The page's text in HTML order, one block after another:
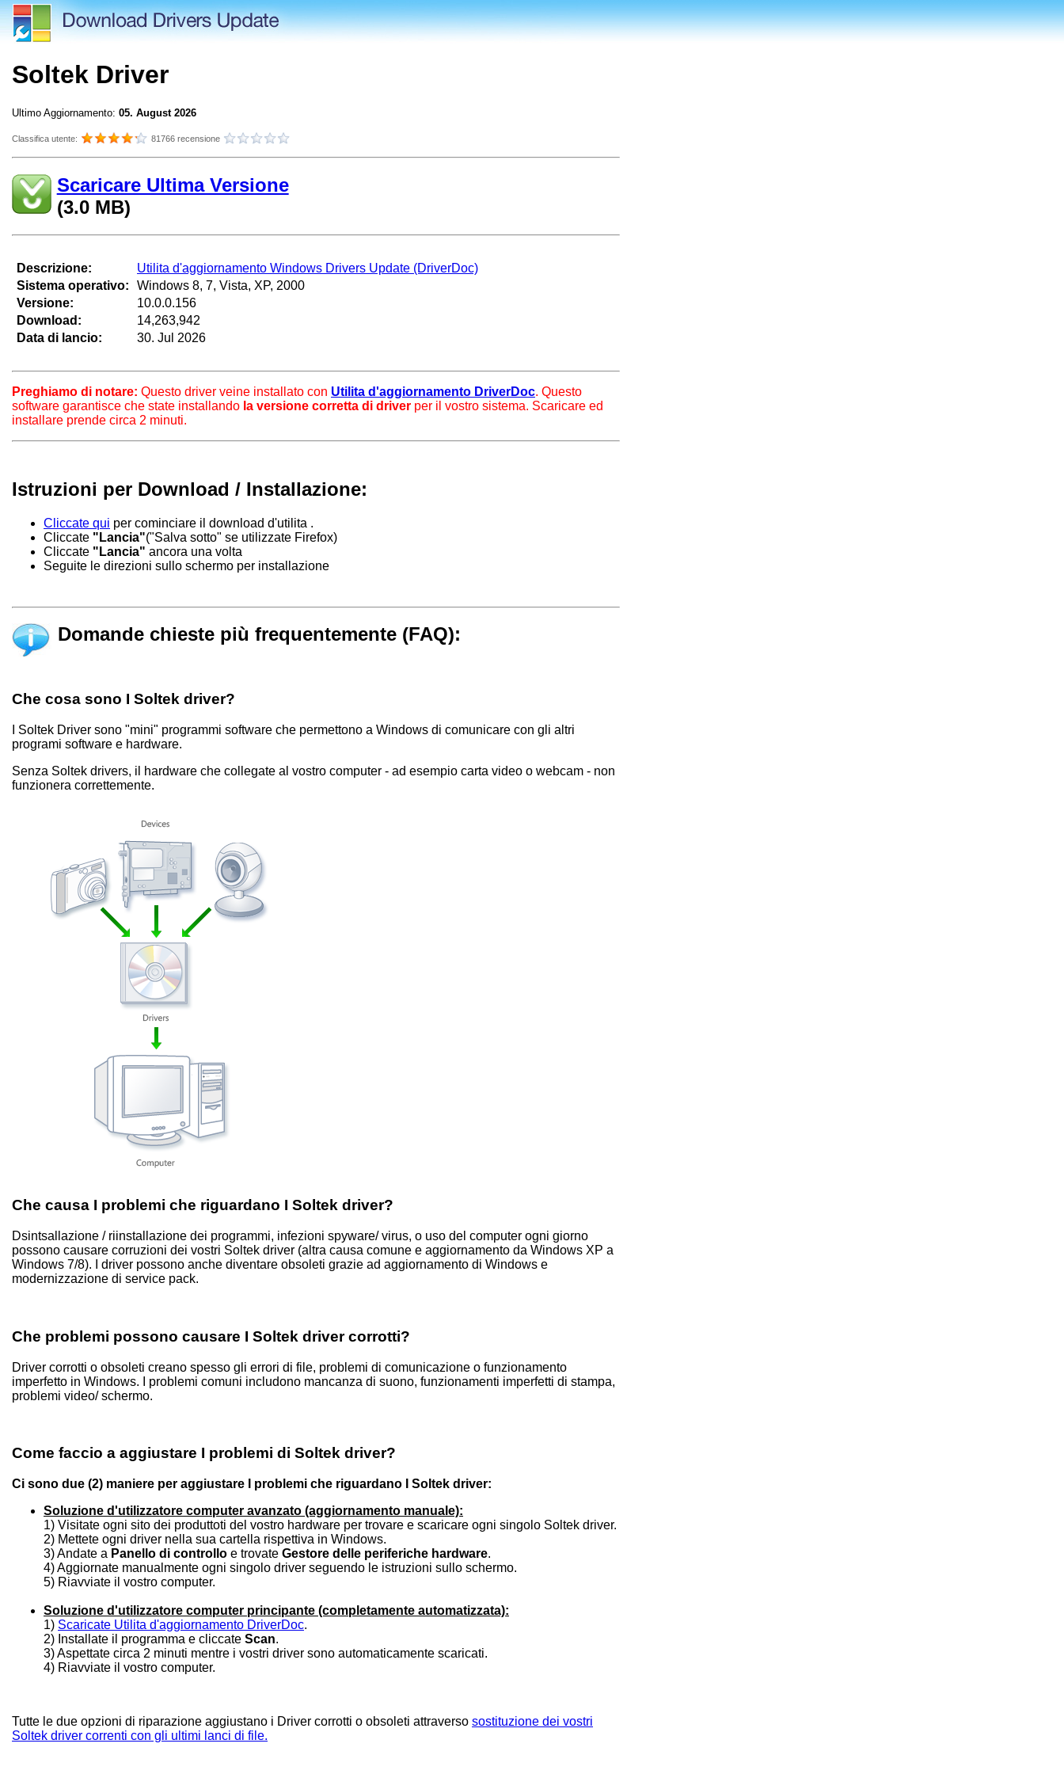
Soltek Driver
Ultimo Aggiornamento: 05. August 2026
Classifica utente: 81766 recensione
Scaricare Ultima Versione
(3.0 MB)
Descrizione:
Sistema operativo:
Versione:
Download:
Data di lancio:
Utilita d'aggiornamento Windows Drivers Update (DriverDoc)
Windows 8, 7, Vista, XP, 2000
10.0.0.156
14,263,942
30. Jul 2026
Preghiamo di notare: Questo driver veine installato con Utilita d'aggiornamento DriverDoc. Questo
software garantisce che state installando la versione corretta di driver per il vostro sistema. Scaricare ed
installare prende circa 2 minuti.
Istruzioni per Download / Installazione:
Cliccate qui per cominciare il download d'utilita .
Cliccate "Lancia"("Salva sotto" se utilizzate Firefox)
Cliccate "Lancia" ancora una volta
Seguite le direzioni sullo schermo per installazione
Domande chieste più frequentemente (FAQ):
Che cosa sono I Soltek driver?
I Soltek Driver sono "mini" programmi software che permettono a Windows di comunicare con gli altri
programi software e hardware.
Senza Soltek drivers, il hardware che collegate al vostro computer - ad esempio carta video o webcam - non
funzionera correttemente.
Che causa I problemi che riguardano I Soltek driver?
Dsintsallazione / riinstallazione dei programmi, infezioni spyware/ virus, o uso del computer ogni giorno
possono causare corruzioni dei vostri Soltek driver (altra causa comune e aggiornamento da Windows XP a
Windows 7/8). I driver possono anche diventare obsoleti grazie ad aggiornamento di Windows e
modernizzazione di service pack.
Che problemi possono causare I Soltek driver corrotti?
Driver corrotti o obsoleti creano spesso gli errori di file, problemi di comunicazione o funzionamento
imperfetto in Windows. I problemi comuni includono mancanza di suono, funzionamenti imperfetti di stampa,
problemi video/ schermo.
Come faccio a aggiustare I problemi di Soltek driver?
Ci sono due (2) maniere per aggiustare I problemi che riguardano I Soltek driver:
Soluzione d'utilizzatore computer avanzato (aggiornamento manuale):
1) Visitate ogni sito dei produttoti del vostro hardware per trovare e scaricare ogni singolo Soltek driver.
2) Mettete ogni driver nella sua cartella rispettiva in Windows.
3) Andate a Panello di controllo e trovate Gestore delle periferiche hardware.
4) Aggiornate manualmente ogni singolo driver seguendo le istruzioni sullo schermo.
5) Riavviate il vostro computer.
Soluzione d'utilizzatore computer principante (completamente automatizzata):
1) Scaricate Utilita d'aggiornamento DriverDoc.
2) Installate il programma e cliccate Scan.
3) Aspettate circa 2 minuti mentre i vostri driver sono automaticamente scaricati.
4) Riavviate il vostro computer.
Tutte le due opzioni di riparazione aggiustano i Driver corrotti o obsoleti attraverso sostituzione dei vostri
Soltek driver correnti con gli ultimi lanci di file.